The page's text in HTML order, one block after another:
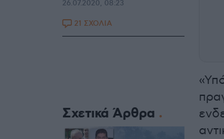
26.07.2020, 08:23
21 ΣΧΟΛΙΑ
Σχετικά Άρθρα